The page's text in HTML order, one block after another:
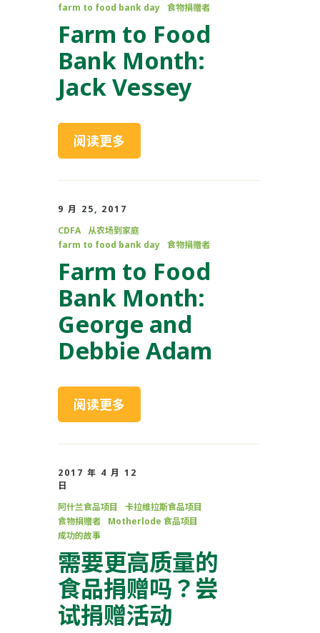
farm to food bank day
食物捐赠者
Farm to Food
Bank Month:
Jack Vessey
阅读更多
9 月 25, 2017
CDFA
从农场到家庭
farm to food bank day
食物捐赠者
Farm to Food
Bank Month:
George and
Debbie Adam
阅读更多
2017 年 4 月 12
日
阿什兰食品项目
卡拉维拉斯食品项目
食物捐赠者
Motherlode 食品项目
成功的故事
需要更高质量的
食品捐赠吗？尝
试捐赠活动